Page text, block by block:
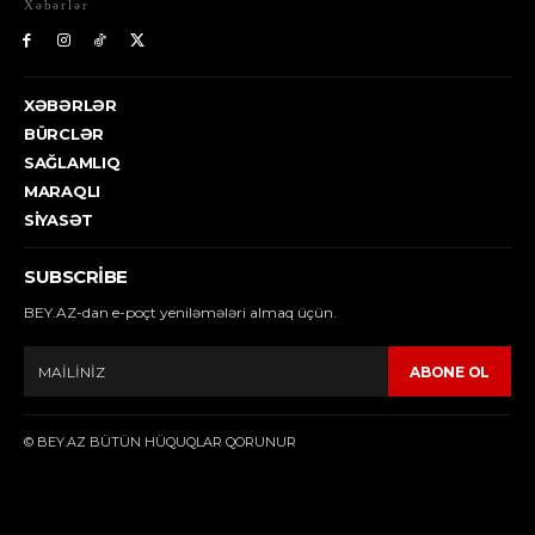
Xəbərlər
XƏBƏRLƏR
BÜRCLƏR
SAĞLAMLIQ
MARAQLI
SIYASƏT
SUBSCRIBE
BEY.AZ-dan e-poçt yeniləmələri almaq üçün.
ABONE OL
© BEY.AZ BÜTÜN HÜQUQLAR QORUNUR